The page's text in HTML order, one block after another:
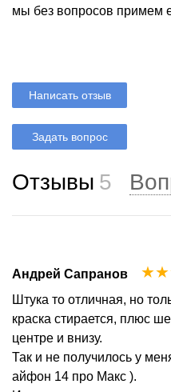
мы без вопросов примем
Написать отзыв
Задать вопрос
Отзывы 5
Андрей Сапранов ☆
☆
Штука то отличная, но
краска стирается, плюс
центре и внизу.
Так и не получилось у
айфон 14 про Макс ).